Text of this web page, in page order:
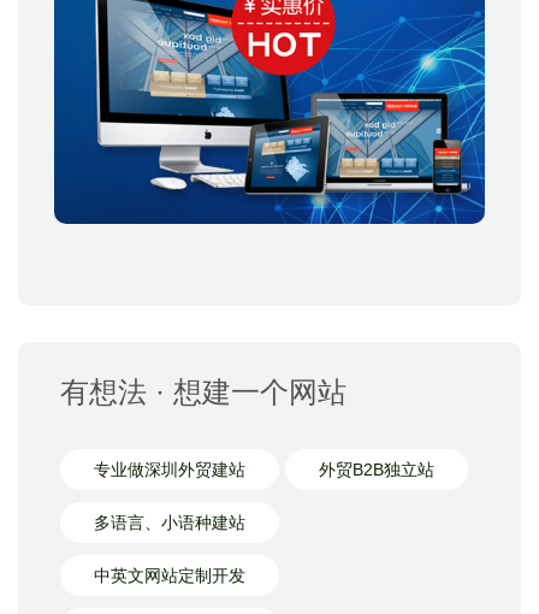
有想法 · 想建一个网站
专业做深圳外贸建站 外贸B2B独立站
多语言、小语种建站
中英文网站定制开发